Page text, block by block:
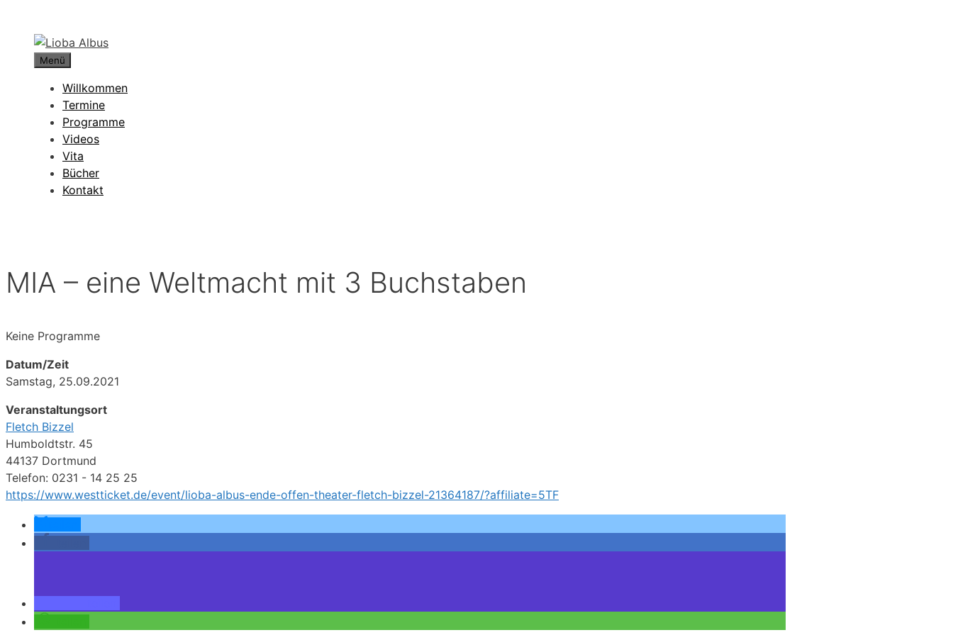
springen
Menü
Willkommen
Termine
Programme
Videos
Vita
Bücher
Kontakt
MIA – eine Weltmacht mit 3 Buchstaben
Keine Programme
Datum/Zeit
Samstag, 25.09.2021
Veranstaltungsort
Fletch Bizzel
Humboldtstr. 45
44137 Dortmund
Telefon: 0231 - 14 25 25
https://www.westticket.de/event/lioba-albus-ende-offen-theater-fletch-bizzel-21364187/?affiliate=5TF